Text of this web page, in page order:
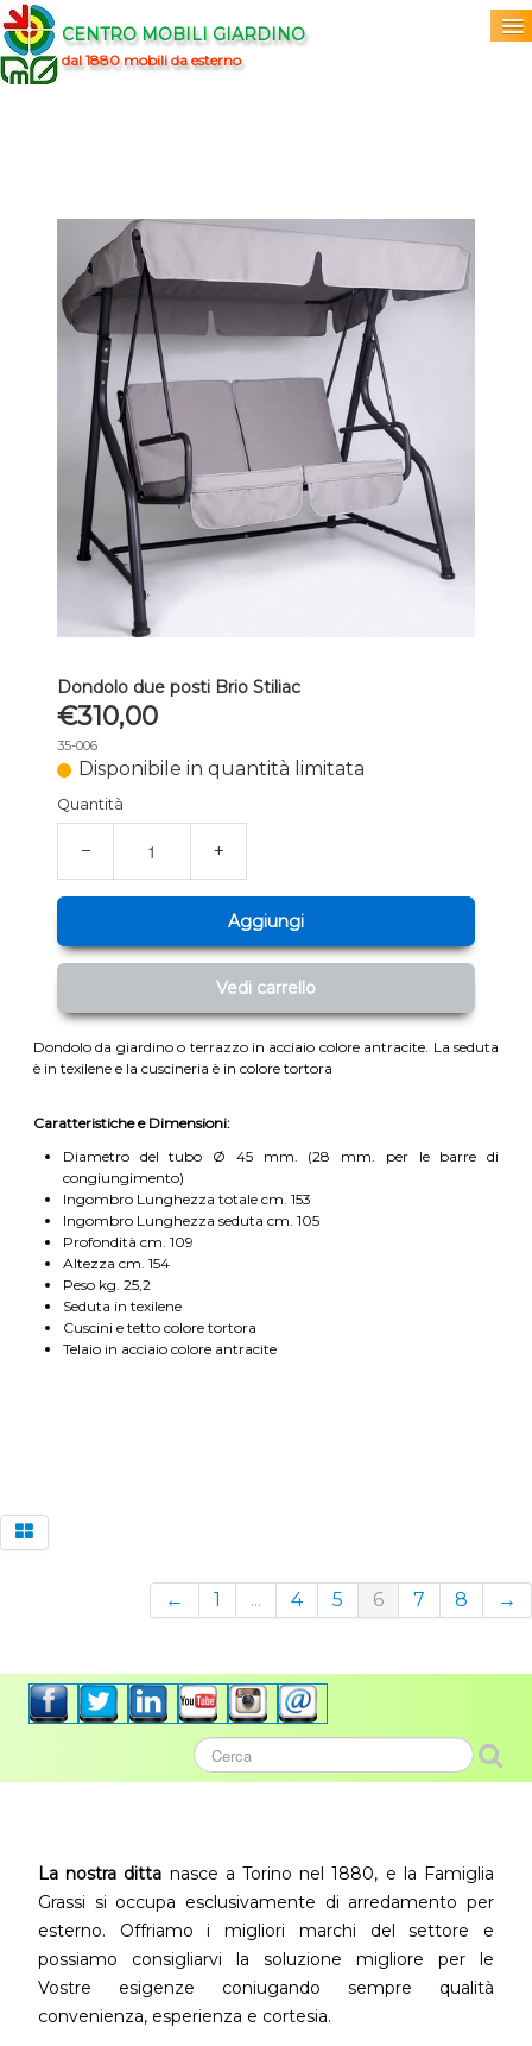
CENTRO MOBILI GIARDINO
dal 1880 mobili da esterno
Prodotti▼
Dondolo due posti Brio Stiliac
€310,00
35-006
Disponibile in quantità limitata
Quantità
− +
Aggiungi
Vedi carrello
Dondolo da giardino o terrazzo in acciaio colore antracite. La seduta
è in texilene e la cuscineria è in colore tortora
Caratteristiche e Dimensioni:
Diametro del tubo Ø 45 mm. (28 mm. per le barre di
congiungimento)
Ingombro Lunghezza totale cm. 153
Ingombro Lunghezza seduta cm. 105
Profondità cm. 109
Altezza cm. 154
Peso kg. 25,2
Seduta in texilene
Cuscini e tetto colore tortora
Telaio in acciaio colore antracite
← 1 ... 4 5 6 7 8 →
La nostra ditta nasce a Torino nel 1880, e la Famiglia
Grassi si occupa esclusivamente di arredamento per
esterno. Offriamo i migliori marchi del settore e
possiamo consigliarvi la soluzione migliore per le
Vostre esigenze coniugando sempre qualità
convenienza, esperienza e cortesia.